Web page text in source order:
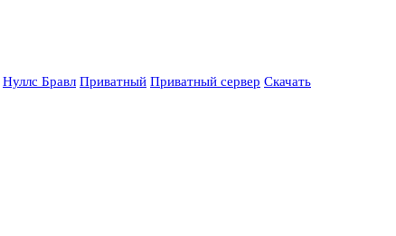
Нуллс Бравл Приватный Приватный сервер Скачать